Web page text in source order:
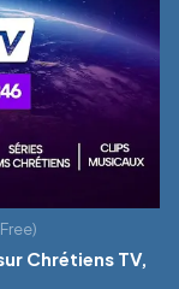
Chrétiens TV,